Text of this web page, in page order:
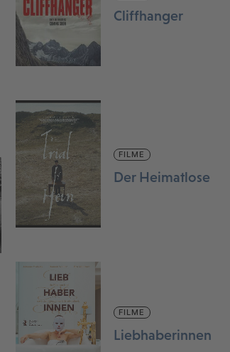
Cliffhanger
FILME
Der Heimatlose
FILME
Liebhaberinnen